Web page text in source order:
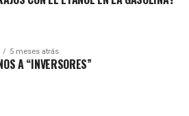
5 meses atrás
A “INVERSORES”